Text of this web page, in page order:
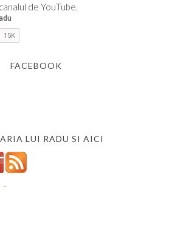
de YouTube.
FACEBOOK
LUI RADU SI AICI